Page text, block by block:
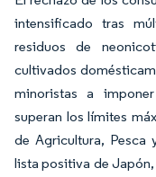
intensificado tras
residuos de
cultivados
minoristas a
superan los límites
de Agricultura, Pesca
lista positiva de